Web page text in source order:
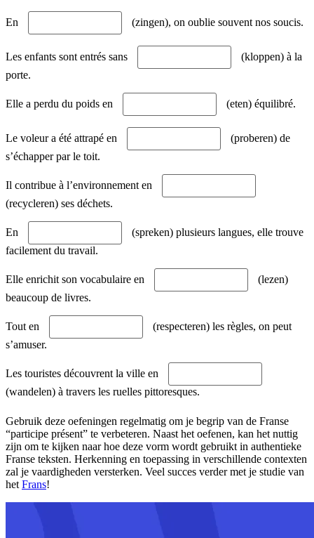
En (zingen), on oublie souvent nos soucis.
Les enfants sont entrés sans
(kloppen) à la
porte.
Elle a perdu du poids en (eten) équilibré.
Le voleur a été attrapé en
(proberen) de
s’échapper par le toit.
Il contribue à l’environnement en
(recycleren) ses déchets.
En
(spreken) plusieurs langues, elle trouve
facilement du travail.
Elle enrichit son vocabulaire en
(lezen)
beaucoup de livres.
Tout en
(respecteren) les règles, on peut
s’amuser.
Les touristes découvrent la ville en
(wandelen) à travers les ruelles pittoresques.
Gebruik deze oefeningen regelmatig om je begrip van de Franse
“participe présent” te verbeteren. Naast het oefenen, kan het nuttig
zijn om te kijken naar hoe deze vorm wordt gebruikt in authentieke
Franse teksten. Herkenning en toepassing in verschillende contexten
zal je vaardigheden versterken. Veel succes verder met je studie van
het Frans!